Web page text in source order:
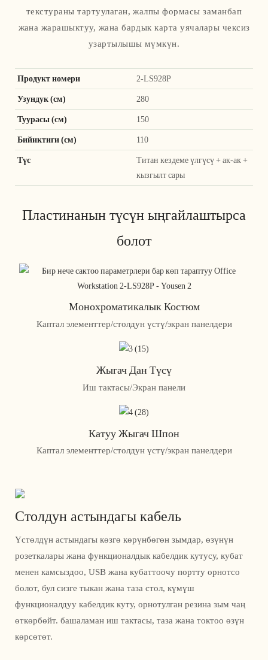
текстураны тартуулаган, жалпы формасы заманбап
жана жарашыктуу, жана бардык карта уячалары чексиз
узартылышы мүмкүн.
Продукт номери 2-LS928P
Узундук (см) 280
Туурасы (см) 150
Бийиктиги (см) 110
Түс
Титан кездеме үлгүсү + ак-ак +
кызгылт сары
Пластинанын түсүн ыңгайлаштырса
болот
Монохроматикалык Костюм
Каптал элементтер/столдун үстү/экран панелдери
Жыгач Дан Түсү
Иш тактасы/Экран панели
Катуу Жыгач Шпон
Каптал элементтер/столдун үстү/экран панелдери
Столдун астындагы кабель
Үстөлдүн астындагы көзгө көрүнбөгөн зымдар, өзүнүн
розеткалары жана функционалдык кабелдик кутусу, кубат
менен камсыздоо, USB жана кубаттоочу портту орнотсо
болот, бул сизге тыкан жана таза стол, күмүш
функционалдуу кабелдик куту, орнотулган резина зым чаң
өткөрбөйт. башаламан иш тактасы, таза жана токтоо өзүн
көрсөтөт.